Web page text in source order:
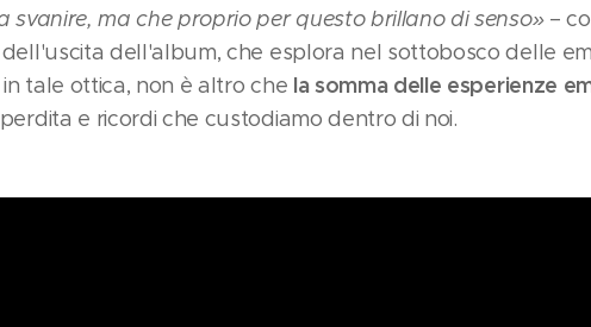
svanire, ma che proprio per questo brillano di senso»–
dell'album, che esplora nel sottobosco delle
in tale ottica, non è altro che la somma delle esperienze
e ricordi che custodiamo dentro di noi.